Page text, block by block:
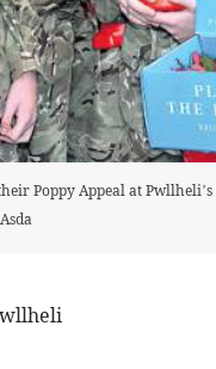
Poppy Appeal at